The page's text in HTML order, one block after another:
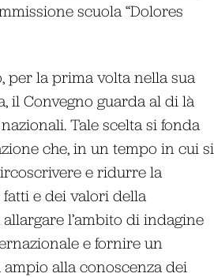
scuola “Dolores
per la prima volta nella sua
il Convegno guarda al di là
Tale scelta si fonda
che, in un tempo in cui si
e ridurre la
e dei valori della
allargare l’ambito di indagine
e fornire un
alla conoscenza dei